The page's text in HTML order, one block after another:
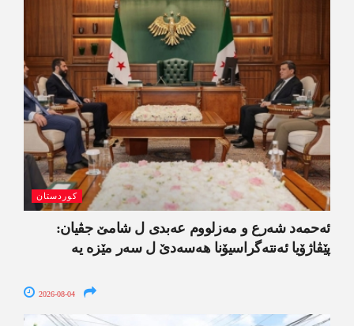
کوردستان
ئەحمەد شەرع و مەزلووم عەبدی ل شامێ جڤیان:
پێڤاژۆیا ئەنتەگراسیۆنا ھەسەدێ ل سەر مێزە یە
2026-08-04